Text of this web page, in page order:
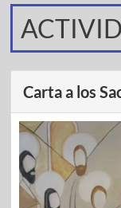
Carta a los